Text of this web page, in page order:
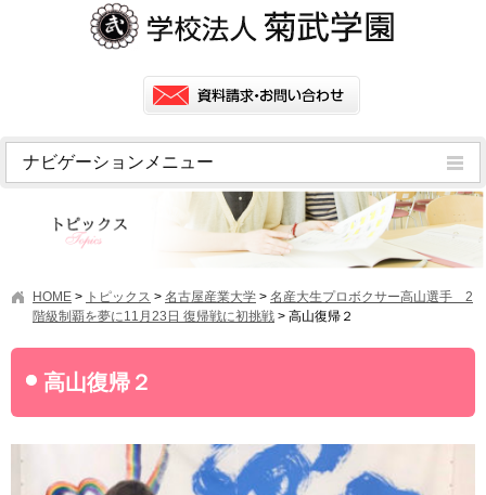
ナビゲーションメニュー
アクセス
情報公開
学園ニュース
オープンキャンパス・行事
HOME > トピックス > 名古屋産業大学 > 名産大生プロボクサー高山選手 2
階級制覇を夢に11月23日 復帰戦に初挑戦 > 高山復帰２
高山復帰２